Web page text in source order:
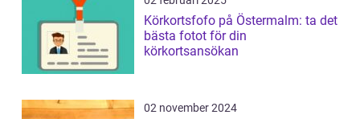
Körkortsfofo på Östermalm: ta det
bästa fotot för din
körkortsansökan
02 november 2024